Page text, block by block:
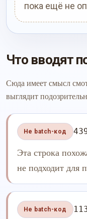
пока ещё не
Что вводят
Сюда имеет смысл
выглядит
Не batch-код
Эта строка
не подходит для
Не batch-код